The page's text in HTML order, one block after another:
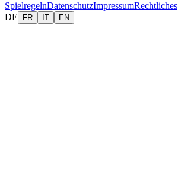
SpielregelnDatenschutzImpressumRechtliches
DE
FR IT EN